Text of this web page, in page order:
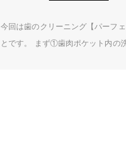
今回は歯のクリーニング【パーフ
とです。 まず①歯肉ポケット内の